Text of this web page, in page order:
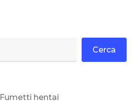
Cerca
Fumetti hentai